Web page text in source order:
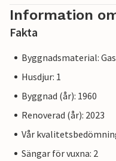
Information
Fakta
Byggnadsmaterial:
Husdjur: 1
Byggnad (år): 1960
Renoverad (år): 2023
Vår
Sängar för vuxna: 2